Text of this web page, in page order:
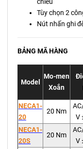
chiều
Tùy chọn 2
Nút nhấn ghi
BẢNG MÃ HÀNG
Model
Mo-men
Xoắn
NECA1-
20
20 Nm
V
NECA1-
20S
20 Nm
V